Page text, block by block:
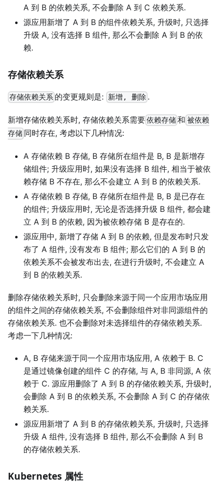
A 到 B 的依赖关系, 不会删除 A 到 C 依赖关系.
源应用新增了 A 到 B 的组件依赖关系, 升级时, 只选择
升级 A, 没有选择 B 组件, 那么不会删除 A 到 B 的依
赖.
存储依赖关系
存储依赖关系 的变更规则是: 新增, 删除.
新增存储依赖关系时, 存储依赖关系需要依赖存储和 被依赖
存储 同时存在, 考虑以下几种情况:
A 存储依赖 B 存储, B 存储所在组件是 B, B 是新增存
储组件; 升级应用时, 如果没有选择 B 组件, 相当于被依
赖存储 B 不存在, 那么不会建立 A 到 B 的依赖关系.
A 存储依赖 B 存储, B 存储所在组件是 B, B 是已存在
的组件; 升级应用时, 无论是否选择升级 B 组件, 都会建
立 A 到 B 的依赖, 因为被依赖存储 B 是存在的.
源应用中, 新增了存储 A 到 B 的依赖, 但是发布时只发
布了 A 组件, 没有发布 B 组件; 那么它们的 A 到 B 的
依赖关系不会被发布出去, 在进行升级时, 不会建立 A
到 B 的依赖关系.
删除存储依赖关系时, 只会删除来源于同一个应用市场应用
的组件之间的存储依赖关系, 不会删除组件对非同源组件的
存储依赖关系. 也不会删除对未选择组件的存储依赖关系.
考虑一下几种情况:
A, B 存储来源于同一个应用市场应用, A 依赖于 B. C
是通过镜像创建的组件 C 的存储, 与 A, B 非同源, A 依
赖于 C. 源应用删除了 A 到 B 的存储依赖关系, 升级时,
会删除 A 到 B 的依赖关系, 不会删除 A 到 C 的存储依
赖关系.
源应用新增了 A 到 B 的存储依赖关系, 升级时, 只选择
升级 A 组件, 没有选择 B 组件, 那么不会删除 A 到 B
的存储依赖关系.
Kubernetes 属性